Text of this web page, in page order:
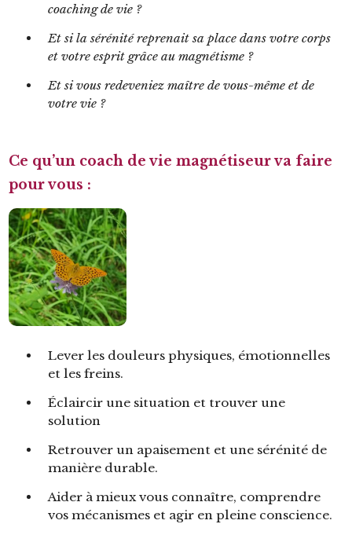
coaching de vie ?
Et si la sérénité reprenait sa place dans votre corps
et votre esprit grâce au magnétisme ?
Et si vous redeveniez maître de vous-même et de
votre vie ?
Ce qu’un coach de vie magnétiseur va faire
pour vous :
Lever les douleurs physiques, émotionnelles
et les freins.
Éclaircir une situation et trouver une
solution
Retrouver un apaisement et une sérénité de
manière durable.
Aider à mieux vous connaître, comprendre
vos mécanismes et agir en pleine conscience.